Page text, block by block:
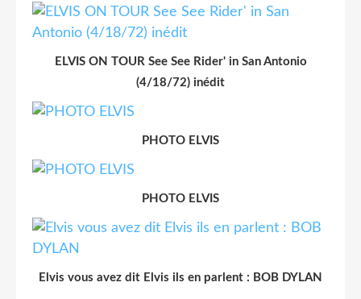
ELVIS ON TOUR See See Rider' in San Antonio
(4/18/72) inédit
PHOTO ELVIS
PHOTO ELVIS
Elvis vous avez dit Elvis ils en parlent : BOB DYLAN